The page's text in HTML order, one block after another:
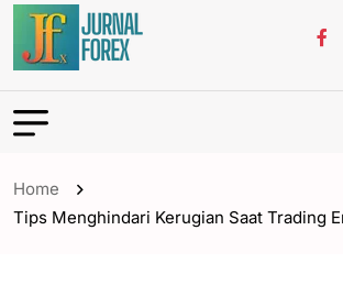
Home
Tips Menghindari Kerugian Saat Trading